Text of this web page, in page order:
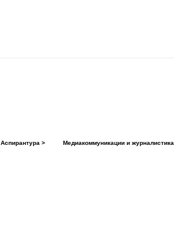
Аспирантура > Медиакоммуникации и журналистика